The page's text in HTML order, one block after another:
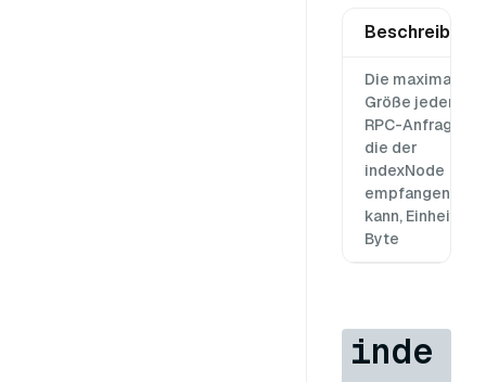
Beschreibung
Die maximale
Größe jeder
RPC-Anfrage,
die der
indexNode
empfangen
kann, Einheit:
Byte
inde